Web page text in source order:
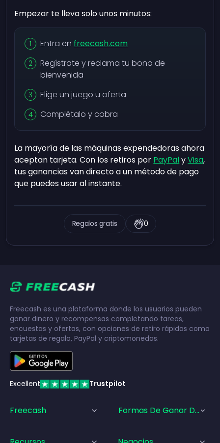
Empezar te lleva solo unos minutos:
Entra en freecash.com
Regístrate y reclama tu bono de
bienvenida
Elige un juego u oferta
Complétalo y cobra
La mayoría de las máquinas expendedoras ahora
aceptan tarjeta. Con los retiros por PayPalyVisa,
tus ganancias van directo a un método de pago
que puedes usar al instante.
Regalos gratis 0
Freecash es una plataforma donde los usuarios pueden
ganar dinero y recompensas completando tareas,
encuestas y ofertas, con opciones de retiro rápidas como
tarjetas de regalo, PayPal y criptomonedas.
Excellent Trustpilot
Freecash Formas De Ganar Dinero